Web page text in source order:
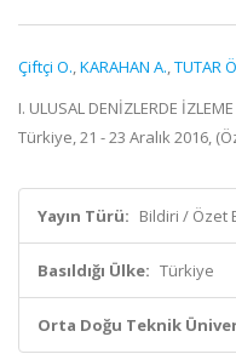
Çiftçi O.,KARAHAN A.,TUTAR
I. ULUSAL DENİZLERDE
Türkiye, 21 - 23 Aralık 2016,
Yayın Türü: Bildiri / Özet
Basıldığı Ülke: Türkiye
Orta Doğu Teknik